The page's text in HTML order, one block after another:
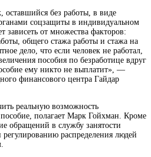
без работы, в виде
соцзащиты в индивидуальном
зависеть от множества факторов:
общего стажа работы и стажа на
дело, что если человек не работал,
пособия по безработице вдруг
ему никто не выплатит», —
финансового центра Гайдар
реальную возможность
полагает Марк Гойхман. Кроме
обращений в службу занятости
распределения людей